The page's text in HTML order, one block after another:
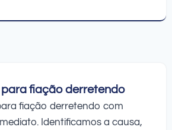
para fiação derretendo
fiação derretendo com
Identificamos a causa,